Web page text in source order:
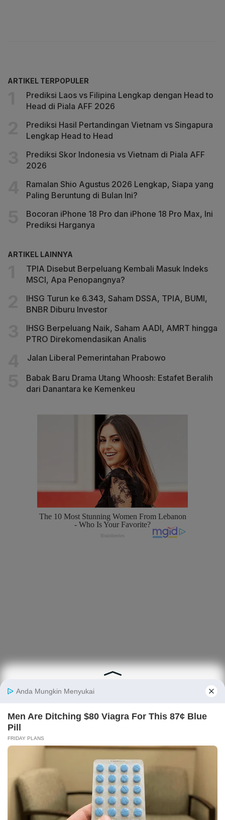
ARTIKEL TERPOPULER
Prediksi Laos vs Filipina Lengkap dengan Head to
Head di Piala AFF 2026
Prediksi Hasil Pertandingan Vietnam vs Singapura
Lengkap Head to Head
Prediksi Skor Indonesia vs Vietnam di Piala AFF
2026
Ramalan Shio Agustus 2026 Lengkap, Siapa yang
Paling Beruntung di Bulan Ini?
Bocoran iPhone 18 Pro dan iPhone 18 Pro Max, Ini
Prediksi Harganya
ARTIKEL LAINNYA
TPIA Disebut Berpeluang Kembali Masuk Indeks
MSCI, Apa Penopangnya?
IHSG Turun ke 6.343, Saham DSSA, TPIA, BUMI,
BNBR Diburu Investor
IHSG Berpeluang Naik, Saham AADI, AMRT hingga
PTRO Direkomendasikan Analis
Jalan Liberal Pemerintahan Prabowo
Babak Baru Drama Utang Whoosh: Estafet Beralih
dari Danantara ke Kemenkeu